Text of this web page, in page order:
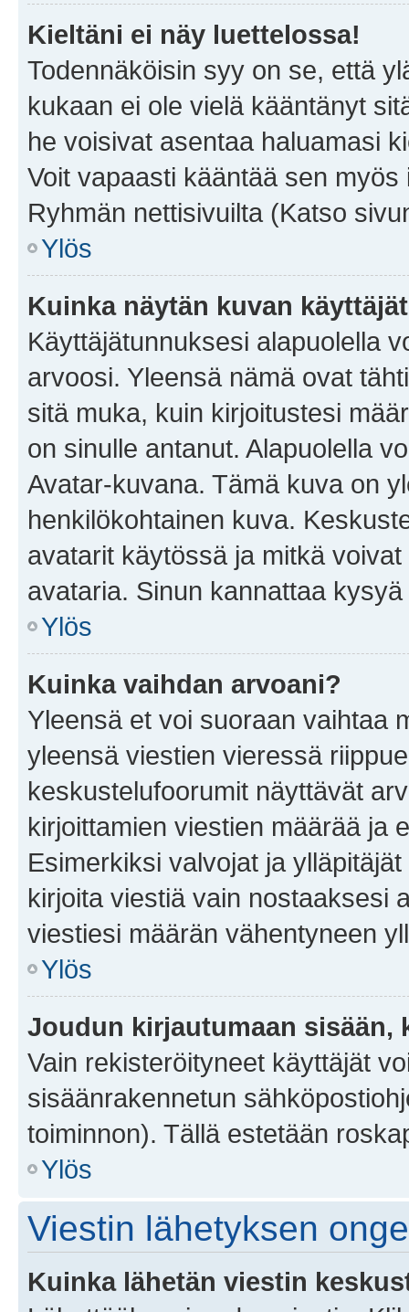
Kieltäni ei näy luettelossa!
Todennäköisin syy on se, että
kukaan ei ole vielä kääntänyt
he voisivat asentaa haluamasi
Voit vapaasti kääntää sen
Ryhmän nettisivuilta (Katso
Ylös
Kuinka näytän kuvan
Käyttäjätunnuksesi alapuolella
arvoosi. Yleensä nämä ovat
sitä muka, kuin kirjoitustesi
on sinulle antanut. Alapuolella
Avatar-kuvana. Tämä kuva on
henkilökohtainen kuva.
avatarit käytössä ja mitkä
avataria. Sinun kannattaa
Ylös
Kuinka vaihdan arvoani?
Yleensä et voi suoraan vaihtaa
yleensä viestien vieressä
keskustelufoorumit näyttävät
kirjoittamien viestien määrää ja
Esimerkiksi valvojat ja
kirjoita viestiä vain nostaaksesi
viestiesi määrän vähentyneen
Ylös
Joudun kirjautumaan sisään,
Vain rekisteröityneet käyttäjät
sisäänrakennetun
toiminnon). Tällä estetään
Ylös
Viestin lähetyksen
Kuinka lähetän viestin